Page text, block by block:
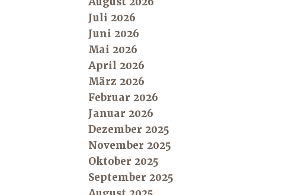
Juli 2026
Juni 2026
Mai 2026
April 2026
März 2026
Februar 2026
Januar 2026
Dezember 2025
November 2025
Oktober 2025
September 2025